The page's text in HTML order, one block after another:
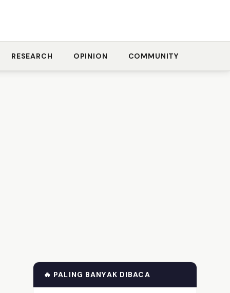
RESEARCH OPINION COMMUNITY
🔥 PALING BANYAK DIBACA